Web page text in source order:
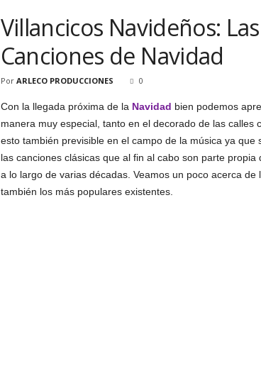
Villancicos Navideños:
Canciones de Navidad
Por ARLECO PRODUCCIONES 0
Con la llegada próxima de la Navidad bien podemos
manera muy especial, tanto en el decorado de las calles
esto también previsible en el campo de la música ya que
las canciones clásicas que al fin al cabo son parte
a lo largo de varias décadas. Veamos un poco acerca
también los más populares existentes.